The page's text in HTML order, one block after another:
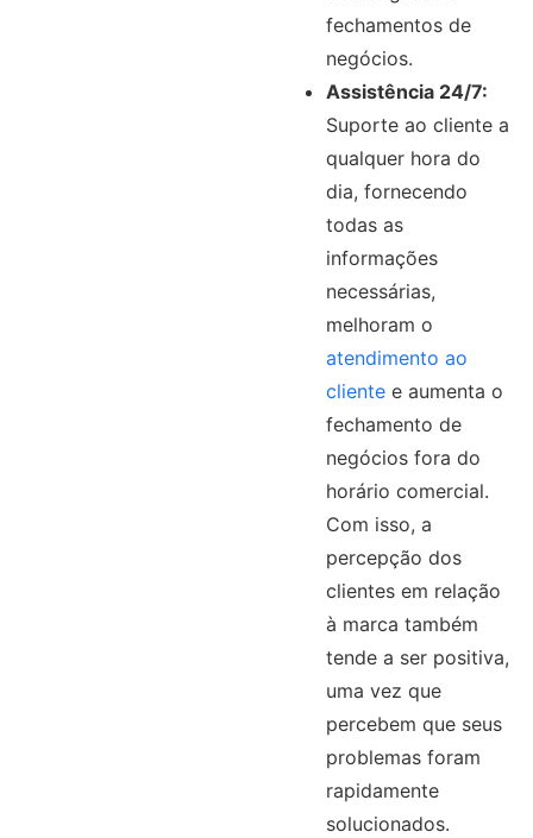
fechamentos de
negócios.
Assistência 24/7:
Suporte ao cliente a
qualquer hora do
dia, fornecendo
todas as
informações
necessárias,
melhoram o
atendimento ao
clientee aumenta o
fechamento de
negócios fora do
horário comercial.
Com isso, a
percepção dos
clientes em relação
à marca também
tende a ser positiva,
uma vez que
percebem que seus
problemas foram
rapidamente
solucionados.